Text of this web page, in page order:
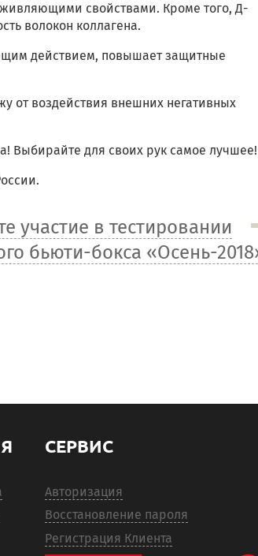
свойствами. Кроме того, Д-
волокон коллагена.
действием, повышает защитные
от воздействия внешних негативных
Выбирайте для своих рук самое лучшее!
участие в тестировании
бьюти-бокса «Осень-
СЕРВИС
Авторизация
Восстановление пароля
Регистрация Клиента